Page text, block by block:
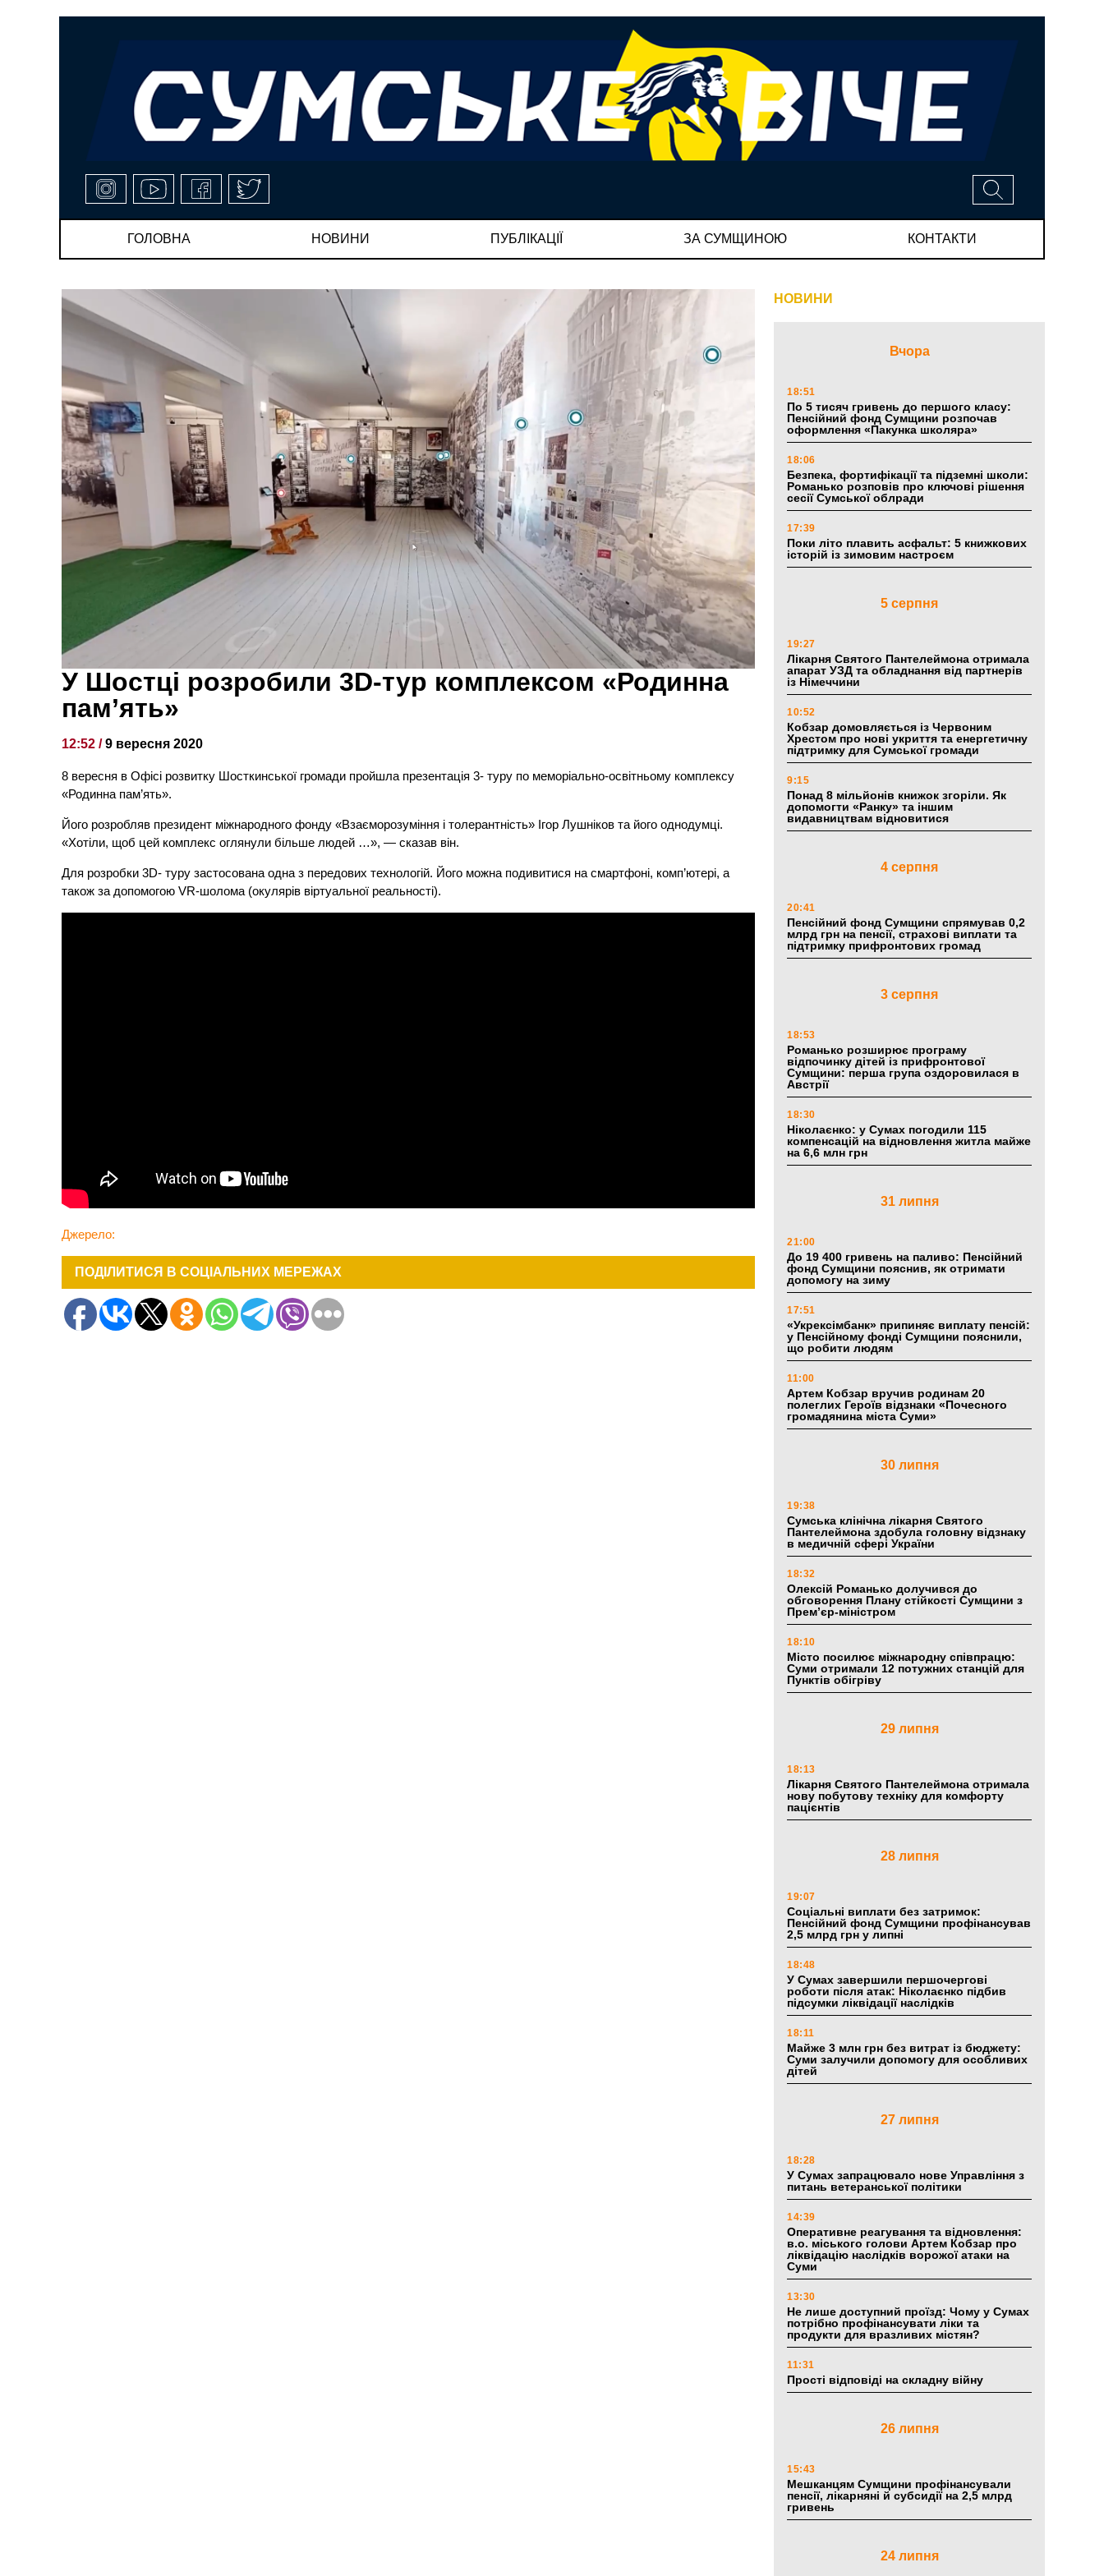
ГОЛОВНА НОВИНИ ПУБЛІКАЦІЇ ЗА СУМЩИНОЮ КОНТАКТИ
У Шостці розробили 3D-тур комплексом «Родинна
пам’ять»
12:52 /9 вересня 2020
8 вересня в Офісі розвитку Шосткинської громади пройшла презентація 3- туру по меморіально-освітньому комплексу
«Родинна пам’ять».
Його розробляв президент міжнародного фонду «Взаєморозуміння і толерантність» Ігор Лушніков та його однодумці.
«Хотіли, щоб цей комплекс оглянули більше людей …», — сказав він.
Для розробки 3D- туру застосована одна з передових технологій. Його можна подивитися на смартфоні, комп’ютері, а
також за допомогою VR-шолома (окулярів віртуальної реальності).
Джерело:
ПОДІЛИТИСЯ В СОЦІАЛЬНИХ МЕРЕЖАХ
НОВИНИ
Вчора
18:51
По 5 тисяч гривень до першого класу:
Пенсійний фонд Сумщини розпочав
оформлення «Пакунка школяра»
18:06
Безпека, фортифікації та підземні школи:
Романько розповів про ключові рішення
сесії Сумської облради
17:39
Поки літо плавить асфальт: 5 книжкових
історій із зимовим настроєм
5 серпня
19:27
Лікарня Святого Пантелеймона отримала
апарат УЗД та обладнання від партнерів
із Німеччини
10:52
Кобзар домовляється із Червоним
Хрестом про нові укриття та енергетичну
підтримку для Сумської громади
9:15
Понад 8 мільйонів книжок згоріли. Як
допомогти «Ранку» та іншим
видавництвам відновитися
4 серпня
20:41
Пенсійний фонд Сумщини спрямував 0,2
млрд грн на пенсії, страхові виплати та
підтримку прифронтових громад
3 серпня
18:53
Романько розширює програму
відпочинку дітей із прифронтової
Сумщини: перша група оздоровилася в
Австрії
18:30
Ніколаєнко: у Сумах погодили 115
компенсацій на відновлення житла майже
на 6,6 млн грн
31 липня
21:00
До 19 400 гривень на паливо: Пенсійний
фонд Сумщини пояснив, як отримати
допомогу на зиму
17:51
«Укрексімбанк» припиняє виплату пенсій:
у Пенсійному фонді Сумщини пояснили,
що робити людям
11:00
Артем Кобзар вручив родинам 20
полеглих Героїв відзнаки «Почесного
громадянина міста Суми»
30 липня
19:38
Сумська клінічна лікарня Святого
Пантелеймона здобула головну відзнаку
в медичній сфері України
18:32
Олексій Романько долучився до
обговорення Плану стійкості Сумщини з
Прем’єр-міністром
18:10
Місто посилює міжнародну співпрацю:
Суми отримали 12 потужних станцій для
Пунктів обігріву
29 липня
18:13
Лікарня Святого Пантелеймона отримала
нову побутову техніку для комфорту
пацієнтів
28 липня
19:07
Соціальні виплати без затримок:
Пенсійний фонд Сумщини профінансував
2,5 млрд грн у липні
18:48
У Сумах завершили першочергові
роботи після атак: Ніколаєнко підбив
підсумки ліквідації наслідків
18:11
Майже 3 млн грн без витрат із бюджету:
Суми залучили допомогу для особливих
дітей
27 липня
18:28
У Сумах запрацювало нове Управління з
питань ветеранської політики
14:39
Оперативне реагування та відновлення:
в.о. міського голови Артем Кобзар про
ліквідацію наслідків ворожої атаки на
Суми
13:30
Не лише доступний проїзд: Чому у Сумах
потрібно профінансувати ліки та
продукти для вразливих містян?
11:31
Прості відповіді на складну війну
26 липня
15:43
Мешканцям Сумщини профінансували
пенсії, лікарняні й субсидії на 2,5 млрд
гривень
24 липня